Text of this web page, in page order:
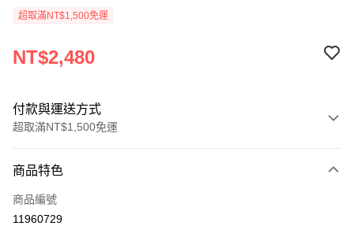
超取滿NT$1,500免運
NT$2,480
付款與運送方式
超取滿NT$1,500免運
信用卡一次付款
超商取貨付款
商品特色
商品編號
11960729